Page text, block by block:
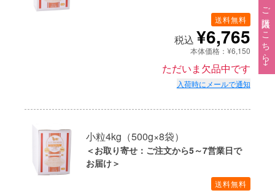
ご購入はこちら→
送料無料
税込 ¥6,765
本体価格：¥6,150
ただいま欠品中です
入荷時にメールで通知
小粒4kg（500g×8袋）
＜お取り寄せ：ご注文から5～7営業日で
お届け＞
送料無料